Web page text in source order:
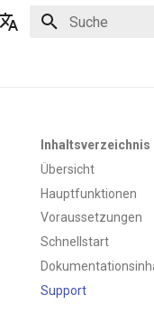
Inhaltsverzeichnis
Übersicht
Hauptfunktionen
Voraussetzungen
Schnellstart
Support